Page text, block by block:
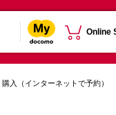
Online
入（インターネットで予約）